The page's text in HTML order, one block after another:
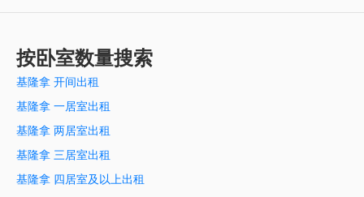
按卧室数量搜索
基隆拿 开间出租
基隆拿 一居室出租
基隆拿 两居室出租
基隆拿 三居室出租
基隆拿 四居室及以上出租